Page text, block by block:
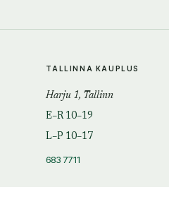
TALLINNA KAUPLUS
Harju 1, Tallinn
E–R 10–19
L–P 10–17
683 7711